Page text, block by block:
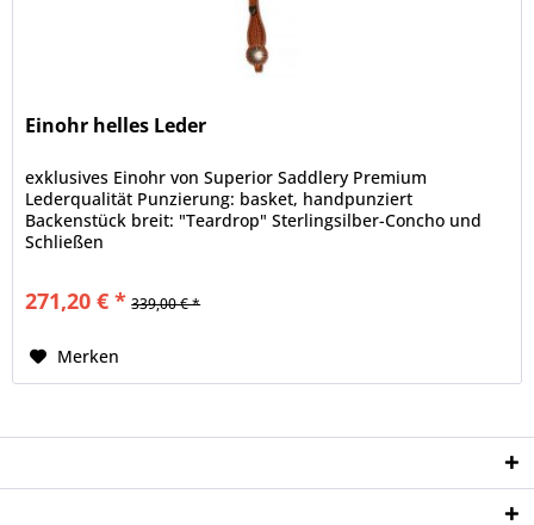
Einohr helles Leder
exklusives Einohr von Superior Saddlery Premium
Lederqualität Punzierung: basket, handpunziert
Backenstück breit: "Teardrop" Sterlingsilber-Concho und
Schließen
271,20 € * 339,00 € *
Merken